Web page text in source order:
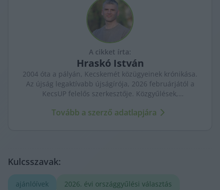
A cikket írta:
Hraskó István
2004 óta a pályán, Kecskemét közügyeinek krónikása.
Az újság legaktívabb újságírója, 2026 februárjától a
KecsUP felelős szerkesztője. Közgyűlések,
arca és a háttérben élők történetei egyszerre jelennek
Tovább a szerző adatlapjára
Kulcsszavak:
ajánlóívek 2026. évi országgyűlési választás